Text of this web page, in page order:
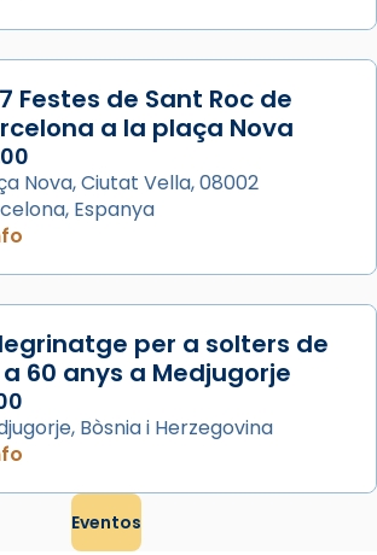
· Share
Festes de Sant Roc de
a la plaça Nova
Nova, Ciutat Vella, 08002
Espanya
per a solters de
60 anys a Medjugorje
Bòsnia i Herzegovina
Eventos